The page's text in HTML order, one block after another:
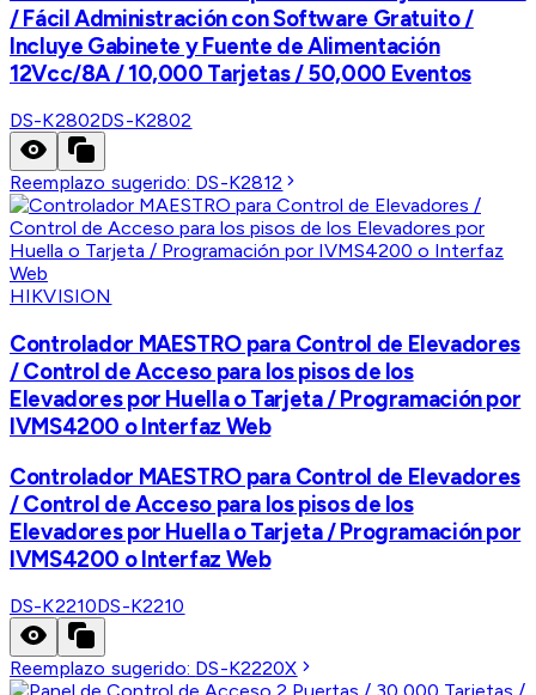
/ Fácil Administración con Software Gratuito /
Incluye Gabinete y Fuente de Alimentación
12Vcc/8A / 10,000 Tarjetas / 50,000 Eventos
DS-K2802DS-K2802
Reemplazo sugerido: DS-K2812
HIKVISION
Controlador MAESTRO para Control de Elevadores
/ Control de Acceso para los pisos de los
Elevadores por Huella o Tarjeta / Programación por
IVMS4200 o Interfaz Web
Controlador MAESTRO para Control de Elevadores
/ Control de Acceso para los pisos de los
Elevadores por Huella o Tarjeta / Programación por
IVMS4200 o Interfaz Web
DS-K2210DS-K2210
Reemplazo sugerido: DS-K2220X